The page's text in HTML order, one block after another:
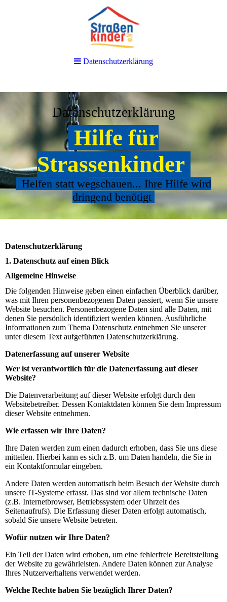
Datenschutzerklärung
Hilfe für
Strassenkinder
Helfen statt wegschauen... Ihre Hilfe wird
dringend benötigt
Datenschutzerklärung
1. Datenschutz auf einen Blick
Allgemeine Hinweise
Die folgenden Hinweise geben einen einfachen Überblick darüber,
was mit Ihren personenbezogenen Daten passiert, wenn Sie unsere
Website besuchen. Personenbezogene Daten sind alle Daten, mit
denen Sie persönlich identifiziert werden können. Ausführliche
Informationen zum Thema Datenschutz entnehmen Sie unserer
unter diesem Text aufgeführten Datenschutzerklärung.
Datenerfassung auf unserer Website
Wer ist verantwortlich für die Datenerfassung auf dieser
Website?
Die Datenverarbeitung auf dieser Website erfolgt durch den
Websitebetreiber. Dessen Kontaktdaten können Sie dem Impressum
dieser Website entnehmen.
Wie erfassen wir Ihre Daten?
Ihre Daten werden zum einen dadurch erhoben, dass Sie uns diese
mitteilen. Hierbei kann es sich z.B. um Daten handeln, die Sie in
ein Kontaktformular eingeben.
Andere Daten werden automatisch beim Besuch der Website durch
unsere IT-Systeme erfasst. Das sind vor allem technische Daten
(z.B. Internetbrowser, Betriebssystem oder Uhrzeit des
Seitenaufrufs). Die Erfassung dieser Daten erfolgt automatisch,
sobald Sie unsere Website betreten.
Wofür nutzen wir Ihre Daten?
Ein Teil der Daten wird erhoben, um eine fehlerfreie Bereitstellung
der Website zu gewährleisten. Andere Daten können zur Analyse
Ihres Nutzerverhaltens verwendet werden.
Welche Rechte haben Sie bezüglich Ihrer Daten?
Datenschutzerklärung